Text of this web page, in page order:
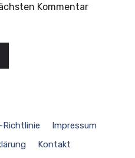
Kommentar
Richtlinie
Impressum
Kontakt